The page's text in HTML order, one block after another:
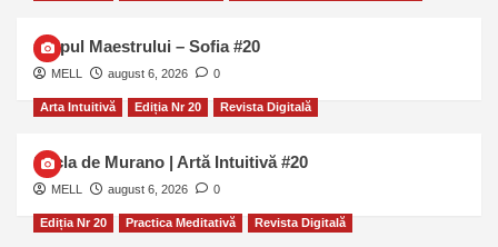
Chipul Maestrului – Sofia #20
MELL august 6, 2026 0
Arta Intuitivă Ediția Nr 20 Revista Digitală
Sticla de Murano | Artă Intuitivă #20
MELL august 6, 2026 0
Ediția Nr 20 Practica Meditativă Revista Digitală